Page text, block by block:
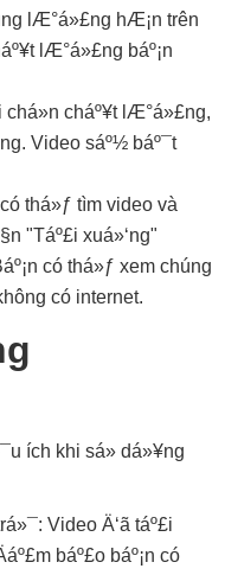
lÆ°á»£ng hÆ¡n trên
lÆ°á»£ng báº¡n
chá»n cháº¥t lÆ°á»£ng,
Video sáº½ báº¯t
có thá»ƒ tìm video và
"Táº£i xuá»‘ng"
có thá»ƒ xem chúng
có internet.
ích khi sá»­ dá»¥ng
Video Ä‘ã táº£i
báº£o báº¡n có